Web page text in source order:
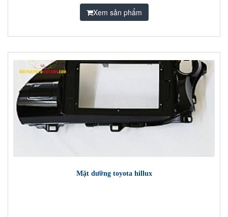
Xem sản phẩm
Mặt dưỡng toyota hillux